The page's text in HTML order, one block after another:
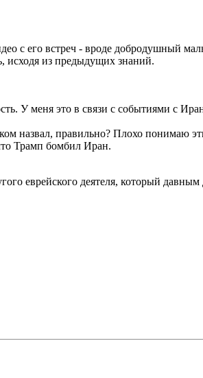
с его встреч - вроде добродушный
исходя из предыдущих знаний.
У меня это в связи с событиями с
назвал, правильно? Плохо понимаю
Трамп бомбил Иран.
еврейского деятеля, который